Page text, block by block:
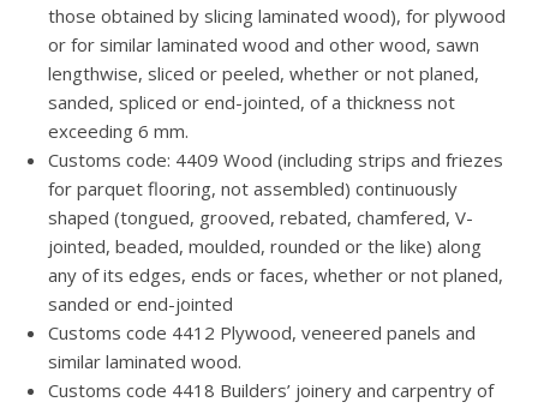
those obtained by slicing laminated wood), for plywood
or for similar laminated wood and other wood, sawn
lengthwise, sliced or peeled, whether or not planed,
sanded, spliced or end-jointed, of a thickness not
exceeding 6 mm.
Customs code: 4409 Wood (including strips and friezes
for parquet flooring, not assembled) continuously
shaped (tongued, grooved, rebated, chamfered, V-
jointed, beaded, moulded, rounded or the like) along
any of its edges, ends or faces, whether or not planed,
sanded or end-jointed
Customs code 4412 Plywood, veneered panels and
similar laminated wood.
Customs code 4418 Builders’ joinery and carpentry of